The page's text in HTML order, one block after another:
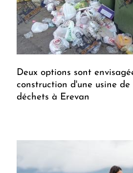
Deux options sont
construction d'une usine
déchets à Erevan